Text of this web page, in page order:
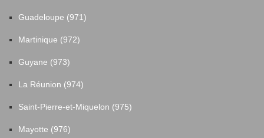
Guadeloupe (971)
Martinique (972)
Guyane (973)
La Réunion (974)
Saint-Pierre-et-Miquelon (975)
Mayotte (976)